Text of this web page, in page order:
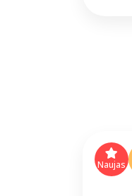
Naujas